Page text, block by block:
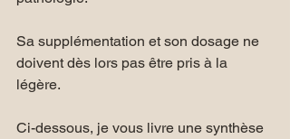
Sa supplémentation et son dosage ne
doivent dès lors pas être pris à la
légère.
Ci-dessous, je vous livre une synthèse